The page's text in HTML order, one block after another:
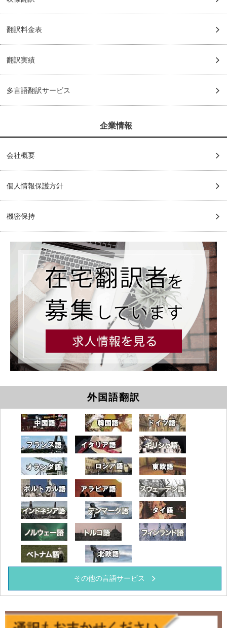
翻訳料金表
翻訳実績
多言語翻訳サービス
企業情報
会社概要
個人情報保護方針
機密保持
外国語翻訳
中国語 韓国語
フランス語 イタリア語
オランダ ロシア語
ポルトガル語 アラビア語
インドネシア語 デンマーク語
ノルウェー語 トルコ語
ベトナム語
その他の言語サービス